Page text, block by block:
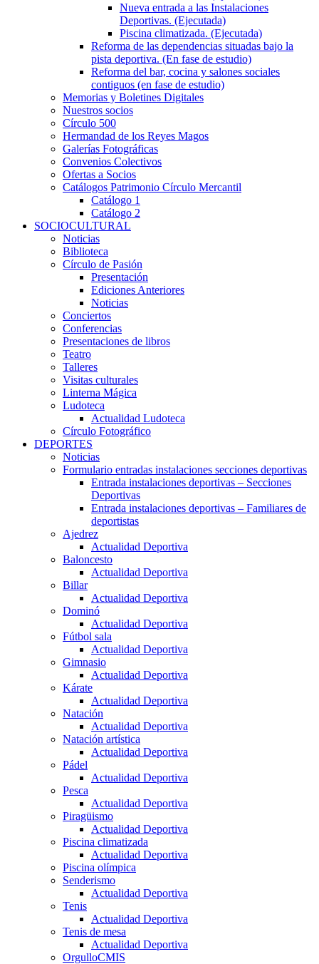
Nueva entrada a las Instalaciones
Deportivas. (Ejecutada)
Piscina climatizada. (Ejecutada)
Reforma de las dependencias situadas bajo la
pista deportiva. (En fase de estudio)
Reforma del bar, cocina y salones sociales
contiguos (en fase de estudio)
Memorias y Boletines Digitales
Nuestros socios
Círculo 500
Hermandad de los Reyes Magos
Galerías Fotográficas
Convenios Colectivos
Ofertas a Socios
Catálogos Patrimonio Círculo Mercantil
Catálogo 1
Catálogo 2
SOCIOCULTURAL
Noticias
Biblioteca
Círculo de Pasión
Presentación
Ediciones Anteriores
Noticias
Conciertos
Conferencias
Presentaciones de libros
Teatro
Talleres
Visitas culturales
Linterna Mágica
Ludoteca
Actualidad Ludoteca
Círculo Fotográfico
DEPORTES
Noticias
Formulario entradas instalaciones secciones deportivas
Entrada instalaciones deportivas – Secciones
Deportivas
Entrada instalaciones deportivas – Familiares de
deportistas
Ajedrez
Actualidad Deportiva
Baloncesto
Actualidad Deportiva
Billar
Actualidad Deportiva
Dominó
Actualidad Deportiva
Fútbol sala
Actualidad Deportiva
Gimnasio
Actualidad Deportiva
Kárate
Actualidad Deportiva
Natación
Actualidad Deportiva
Natación artística
Actualidad Deportiva
Pádel
Actualidad Deportiva
Pesca
Actualidad Deportiva
Piragüismo
Actualidad Deportiva
Piscina climatizada
Actualidad Deportiva
Piscina olímpica
Senderismo
Actualidad Deportiva
Tenis
Actualidad Deportiva
Tenis de mesa
Actualidad Deportiva
OrgulloCMIS